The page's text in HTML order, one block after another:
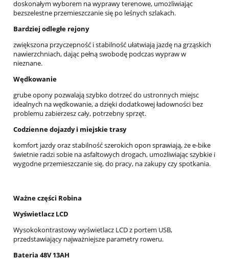
doskonałym wyborem na wyprawy terenowe, umożliwiając
bezszelestne przemieszczanie się po leśnych szlakach.
Bardziej odległe rejony
zwiększona przyczepność i stabilność ułatwiają jazdę na grząskich
nawierzchniach, dając pełną swobodę podczas wypraw w
nieznane.
Wędkowanie
grube opony pozwalają szybko dotrzeć do ustronnych miejsc
idealnych na wędkowanie, a dzięki dodatkowej ładowności bez
problemu zabierzesz cały, potrzebny sprzęt.
Codzienne dojazdy i miejskie trasy
komfort jazdy oraz stabilność szerokich opon sprawiają, że e-bike
świetnie radzi sobie na asfaltowych drogach, umożliwiając szybkie i
wygodne przemieszczanie się, do pracy, na zakupy czy spotkania.
Ważne części Robina
Wyświetlacz LCD
Wysokokontrastowy wyświetlacz LCD z portem USB,
przedstawiający najważniejsze parametry roweru.
Bateria 48V 13AH